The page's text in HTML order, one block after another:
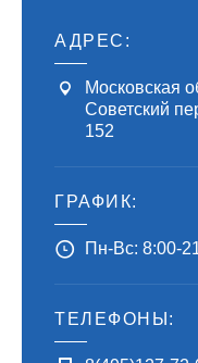
АДРЕС:
Московская
Советский
152
ГРАФИК:
Пн-Вс: 8:00-
ТЕЛЕФОНЫ: